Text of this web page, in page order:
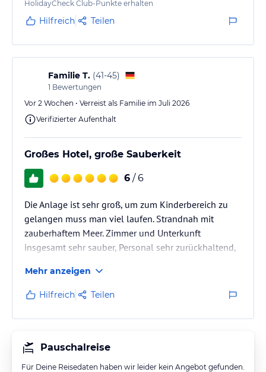
ich daher das Hotel nicht…
HolidayCheck Club-Punkte erhalten
Hilfreich Teilen
Familie T. (41-45)
1 Bewertungen
Vor 2 Wochen • Verreist als Familie im Juli 2026
Verifizierter Aufenthalt
Großes Hotel, große Sauberkeit
6 / 6
Die Anlage ist sehr groß, um zum Kinderbereich zu
gelangen muss man viel laufen. Strandnah mit
zauberhaftem Meer. Zimmer und Unterkunft
insgesamt sehr sauber, Personal sehr zurückhaltend,
Gutes, Themenabende vorhanden. Programm können
wir leider nicht beurteilen, da Abendprogramm für
Kinder sehr spät. Minidisco und generell das
Programm zwar gut, aber nicht nutzbar. da nur
wird. Rutschen wenig nutzbar, da das Wasser…
Mehr anzeigen
Hilfreich Teilen
Pauschalreise
Für Deine Reisedaten haben wir leider kein Angebot gefunden.